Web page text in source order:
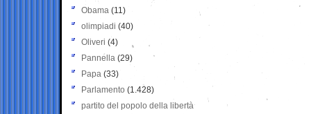
Obama (11)
olimpiadi (40)
Oliveri (4)
Pannella (29)
Papa (33)
Parlamento (1.428)
partito del popolo della libertà